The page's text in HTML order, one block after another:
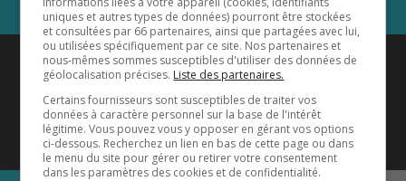
Coyote New Countryest diffusé
également sur1033 HD2
Écoutez-nous aussi sur…
uniques et autres types de données) pourront être stockées
et consultées par 66 partenaires, ainsi que partagées avec lui,
ou utilisées spécifiquement par ce site. Nos partenaires et
nous-mêmes sommes susceptibles d'utiliser des données de
géolocalisation précises. Liste des partenaires.
Certains fournisseurs sont susceptibles de traiter vos
données à caractère personnel sur la base de l'intérêt
légitime. Vous pouvez vous y opposer en gérant vos options
ci-dessous. Recherchez un lien en bas de cette page ou dans
le menu du site pour gérer ou retirer votre consentement
dans les paramètres des cookies et de confidentialité.